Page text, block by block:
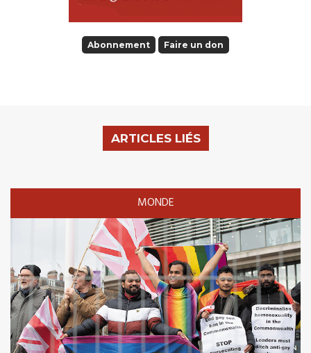
Abonnement Faire un don
ARTICLES LIÉS
MONDE